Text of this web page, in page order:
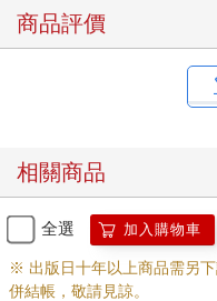
商品評價
相關商品
全選 加入購物車
※ 出版日十年以上商品需另
併結帳，敬請見諒。